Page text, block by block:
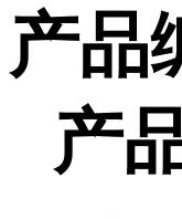
产品
产